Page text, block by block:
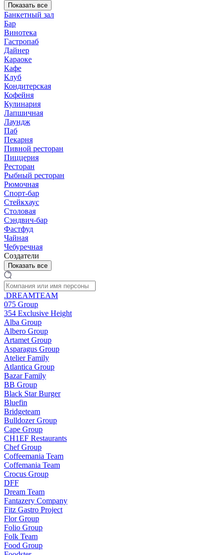
Показать все
Банкетный зал
Бар
Винотека
Гастропаб
Дайнер
Караоке
Кафе
Клуб
Кондитерская
Кофейня
Кулинария
Лапшичная
Лаундж
Паб
Пекарня
Пивной ресторан
Пиццерия
Ресторан
Рыбный ресторан
Рюмочная
Спорт-бар
Стейкхаус
Столовая
Сэндвич-бар
Фастфуд
Чайная
Чебуречная
Создатели
Показать все
.DREAMTEAM
075 Group
354 Exclusive Height
Alba Group
Albero Group
Artamet Group
Asparagus Group
Atelier Family
Atlantica Group
Bazar Family
BB Group
Black Star Burger
Bluefin
Bridgeteam
Bulldozer Group
Cape Group
CH1EF Restaurants
Chef Group
Coffeemania Team
Coffemania Team
Crocus Group
DFF
Dream Team
Fantazery Company
Fitz Gastro Project
Flor Group
Folio Group
Folk Team
Food Group